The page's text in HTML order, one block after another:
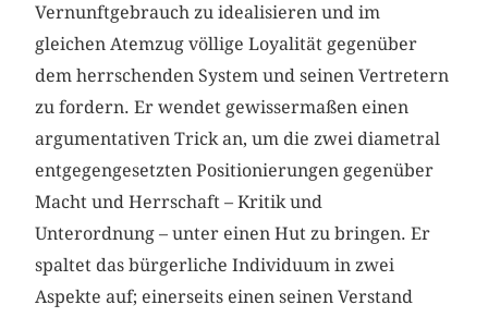
Vernunftgebrauch zu idealisieren und im
gleichen Atemzug völlige Loyalität gegenüber
dem herrschenden System und seinen Vertretern
zu fordern. Er wendet gewissermaßen einen
argumentativen Trick an, um die zwei diametral
entgegengesetzten Positionierungen gegenüber
Macht und Herrschaft – Kritik und
Unterordnung – unter einen Hut zu bringen. Er
spaltet das bürgerliche Individuum in zwei
Aspekte auf; einerseits einen seinen Verstand